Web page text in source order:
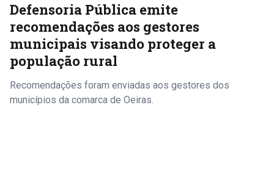
Defensoria Pública emite
recomendações aos gestores
municipais visando proteger a
população rural
Recomendações foram enviadas aos gestores dos
municípios da comarca de Oeiras.